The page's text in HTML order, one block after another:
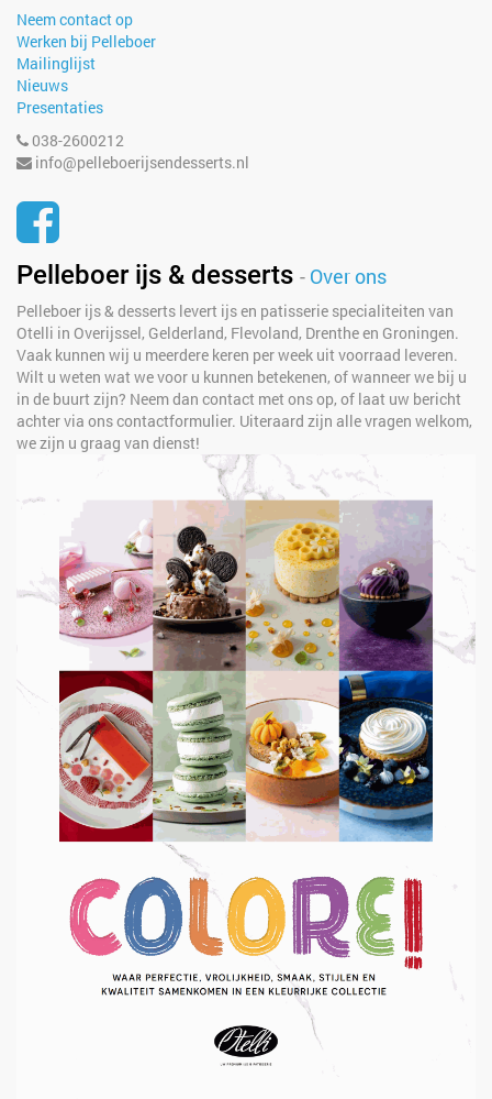
Neem contact op
Werken bij Pelleboer
Mailinglijst
Nieuws
Presentaties
038-2600212
info@pelleboerijsendesserts.nl
Pelleboer ijs & desserts - Over ons
Pelleboer ijs & desserts levert ijs en patisserie specialiteiten van
Otelli in Overijssel, Gelderland, Flevoland, Drenthe en Groningen.
Vaak kunnen wij u meerdere keren per week uit voorraad leveren.
Wilt u weten wat we voor u kunnen betekenen, of wanneer we bij u
in de buurt zijn? Neem dan contact met ons op, of laat uw bericht
achter via ons contactformulier. Uiteraard zijn alle vragen welkom,
we zijn u graag van dienst!